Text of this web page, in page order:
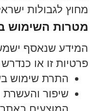
מחוץ לגבולות
מטרות השימוש
המידע שנאסף
פרטיות זו או
התרת שימוש
שיפור והעשרת